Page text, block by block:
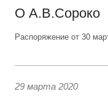
О А.В.Сороко
Распоряжение от 30
29 марта 2020